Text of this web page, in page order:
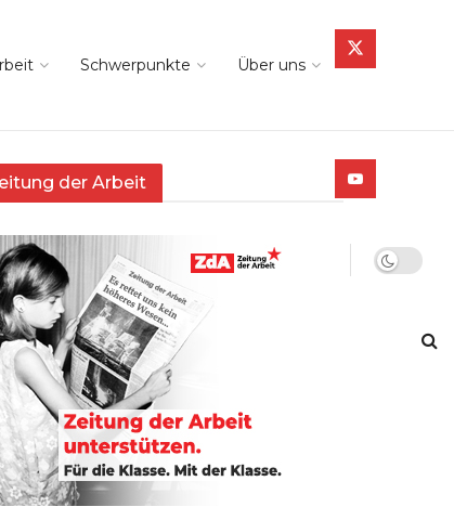
Schwerpunkte Über uns
der Arbeit